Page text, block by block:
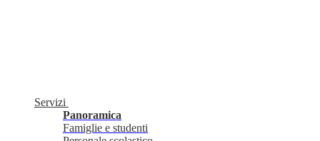
Servizi
Panoramica
Famiglie e studenti